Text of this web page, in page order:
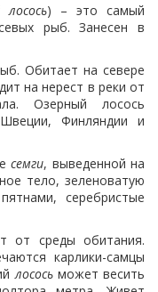
) – это самый
рыб. Занесен в
Обитает на севере
на нерест в реки от
Озерный лосось
Финляндии и
семги, выведенной на
тело, зеленоватую
серебристые
от среды обитания.
карлики-самцы
лососьможет весить